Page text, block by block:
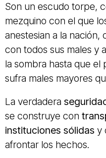
Son un escudo torpe,
mezquino con el que
anestesian a la nación,
con todos sus males y
la sombra hasta que el
sufra males mayores
La verdadera
se construye con
instituciones sólidas y
afrontar los hechos.